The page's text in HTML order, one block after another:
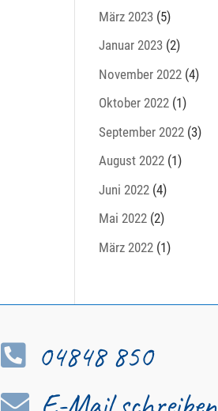
März 2023 (5)
Januar 2023 (2)
November 2022 (4)
Oktober 2022 (1)
September 2022 (3)
August 2022 (1)
Juni 2022 (4)
Mai 2022 (2)
März 2022 (1)
 04848 850
